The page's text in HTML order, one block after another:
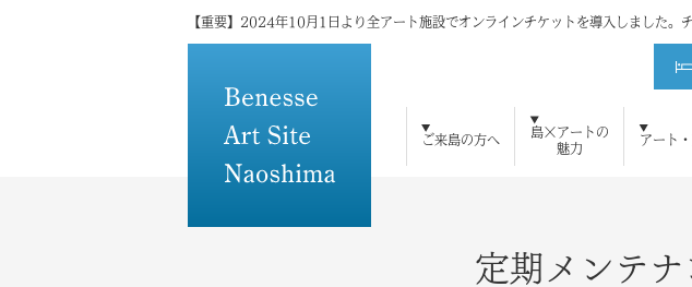
【重要】2024年10月1日より全アート施設でオンラインチケットを導入しました。
ご来島の方へ
ご来島の方へ 初めてご来島の方へ
島×アートの
魅力
島×アートの魅力 ベネッセアートサイ
アート
アート・建築 アート・建築をみる
宿泊
ベネッセハウス
体験・研修 研修
トピックス ブログ
メディアの方へ メディアの方へ
その他 よくある質問 お
定期メンテ